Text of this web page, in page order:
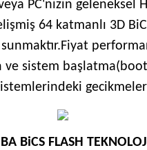
PC'nizin geleneksel
64 katmanlı 3D
sistem
BiCS FLASH